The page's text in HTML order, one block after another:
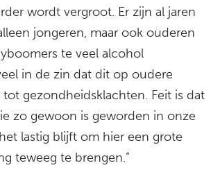
wordt vergroot. Er zijn al jaren
jongeren, maar ook ouderen
te veel alcohol
in de zin dat dit op oudere
gezondheidsklachten. Feit is dat
zo gewoon is geworden in onze
lastig blijft om hier een grote
teweeg te brengen.”